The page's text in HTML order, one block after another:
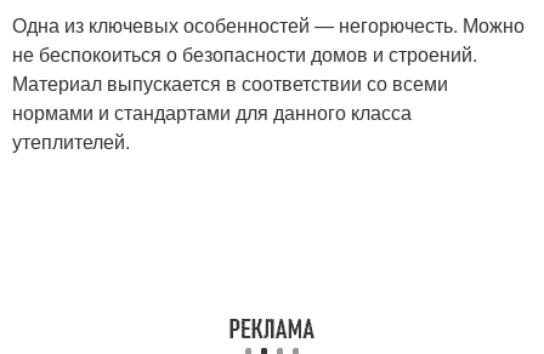
Одна из ключевых особенностей — негорючесть. Можно
не беспокоиться о безопасности домов и строений.
Материал выпускается в соответствии со всеми
нормами и стандартами для данного класса
утеплителей.